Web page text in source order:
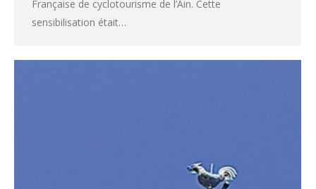
Française de cyclotourisme de l’Ain. Cette
sensibilisation était…